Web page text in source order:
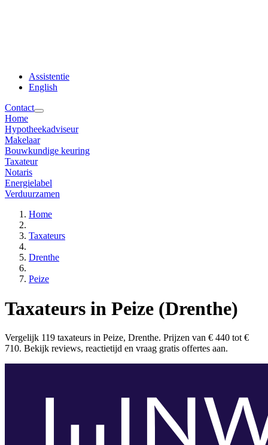
Assistentie
English
Contact
Home
Hypotheekadviseur
Makelaar
Bouwkundige keuring
Taxateur
Notaris
Energielabel
Verduurzamen
Home
Taxateurs
Drenthe
Peize
Taxateurs in Peize (Drenthe)
Vergelijk 119 taxateurs in Peize, Drenthe. Prijzen van € 440 tot €
710. Bekijk reviews, reactietijd en vraag gratis offertes aan.